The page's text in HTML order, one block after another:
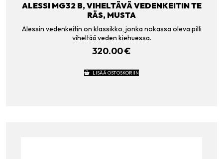
ALESSI MG32 B, VIHELTÄVÄ VEDENKEITIN TE
RÄS, MUSTA
Alessin vedenkeitin on klassikko, jonka nokassa oleva pilli
viheltää veden kiehuessa.
320.00€
LISÄÄ OSTOSKORIIN